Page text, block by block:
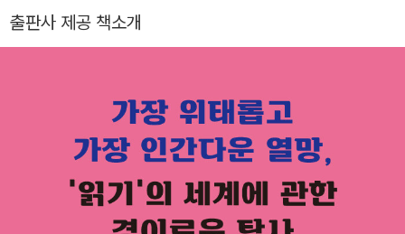
된다는 것』, 『감정의 뇌과학』 등이 있다.
출판사 제공 책소개